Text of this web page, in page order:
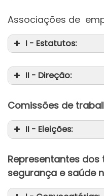
Associações de
I - Estatutos:
II - Direção:
Comissões de
II - Eleições:
Representantes
segurança e saúde